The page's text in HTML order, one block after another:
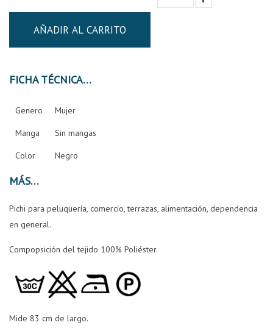
AÑADIR AL CARRITO
FICHA TÉCNICA
Genero Mujer
Manga Sin mangas
Color Negro
MÁS
Pichi para peluquería, comercio, terrazas, alimentación, dependencia
en general.
Compopsición del tejido 100% Poliéster.
Mide 83 cm de largo.